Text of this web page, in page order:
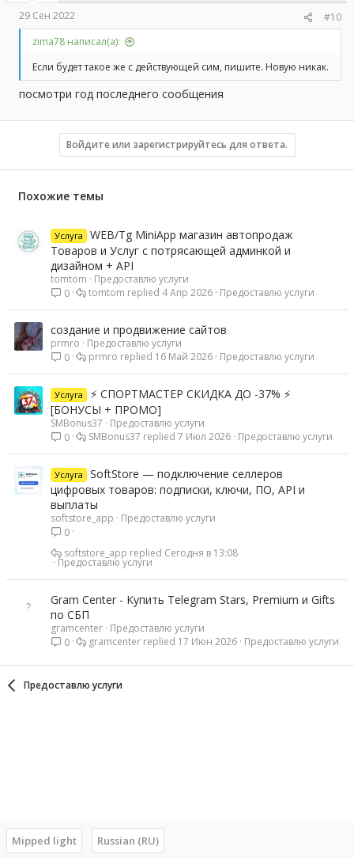
29 Сен 2022
#10
zima78 написал(а):
Если будет такое же с действующей сим, пишите. Новую никак.
посмотри год последнего сообщения
Войдите или зарегистрируйтесь для ответа.
Похожие темы
Услуга
WEB/Tg MiniApp магазин автопродаж
Товаров и Услуг с потрясающей админкой и
дизайном + API
tomtom
Предоставлю услуги
0
Предоставлю услуги
4 Апр 2026
tomtom
создание и продвижение сайтов
prmro
Предоставлю услуги
0
Предоставлю услуги
16 Май 2026
prmro
Услуга
⚡ СПОРТМАСТЕР СКИДКА ДО -37% ⚡
[БОНУСЫ + ПРОМО]
SMBonus37
Предоставлю услуги
0
Предоставлю услуги
7 Июл 2026
SMBonus37
Услуга
SoftStore — подключение селлеров
цифровых товаров: подписки, ключи, ПО, API и
выплаты
softstore_app
Предоставлю услуги
0
Предоставлю услуги
Сегодня в 13:08
softstore_app
Gram Center - Купить Telegram Stars, Premium и Gifts
по СБП
gramcenter Предоставлю услуги
0
Предоставлю услуги
17 Июн 2026
gramcenter
Предоставлю услуги
Mipped light Russian (RU)